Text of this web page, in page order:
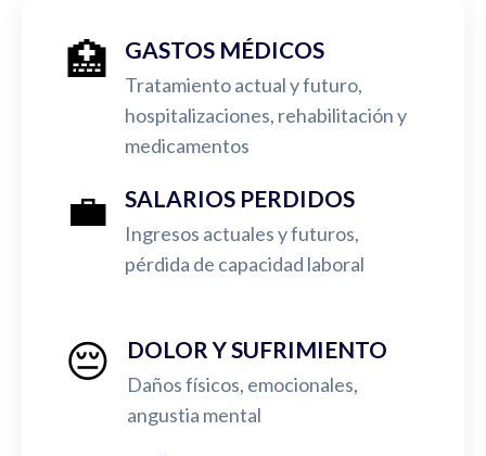
🏥 GASTOS MÉDICOS
Tratamiento actual y futuro,
hospitalizaciones, rehabilitación y
medicamentos
💼 SALARIOS PERDIDOS
Ingresos actuales y futuros,
pérdida de capacidad laboral
😔 DOLOR Y SUFRIMIENTO
Daños físicos, emocionales,
angustia mental